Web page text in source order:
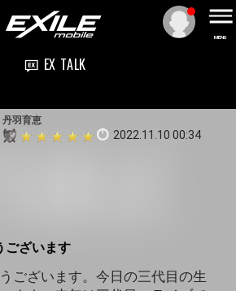
MENU
EX TALK
丹羽育恵
2022.11.10 00:34
ございます
ございます。今日の三代目の生